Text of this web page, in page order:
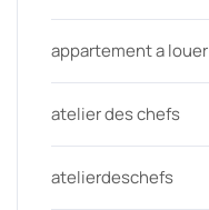
appartement a louer
atelier des chefs
atelierdeschefs